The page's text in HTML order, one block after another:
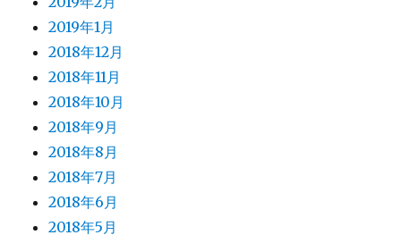
2019年1月
2018年12月
2018年11月
2018年10月
2018年9月
2018年8月
2018年7月
2018年6月
2018年5月